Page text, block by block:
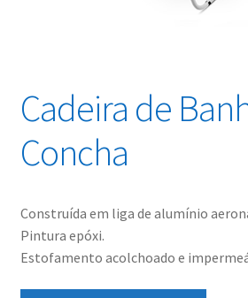
Cadeira de
Concha
Construída em liga de alumínio
Pintura epóxi.
Estofamento acolchoado e